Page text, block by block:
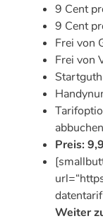
9 Cent
9 Cent
Frei von
Frei von
abbuchen
Preis:
Weiter